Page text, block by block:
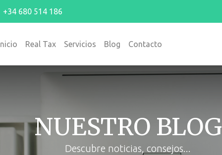
+34 680 514 186
Inicio Real Tax Servicios Blog Contacto
NUESTRO BLOG
Descubre noticias, consejos...